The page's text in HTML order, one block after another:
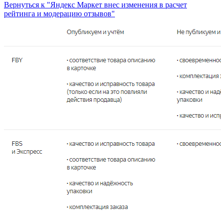
Вернуться к "Яндекс Маркет внес изменения в расчет
рейтинга и модерацию отзывов"